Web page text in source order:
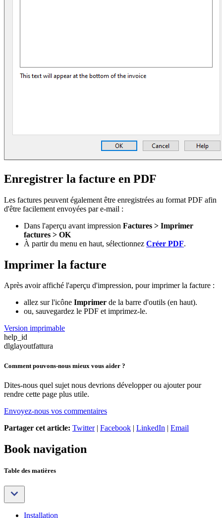
Enregistrer la facture en PDF
Les factures peuvent également être enregistrées au format PDF afin
d'être facilement envoyées par e-mail :
Dans l'aperçu avant impression Factures > Imprimer
factures > OK
À partir du menu en haut, sélectionnez Créer PDF.
Imprimer la facture
Après avoir affiché l'aperçu d'impression, pour imprimer la facture :
allez sur l'icône Imprimer de la barre d'outils (en haut).
ou, sauvegardez le PDF et imprimez-le.
Version imprimable
help_id
dlglayoutfattura
Comment pouvons-nous mieux vous aider ?
Dites-nous quel sujet nous devrions développer ou ajouter pour
rendre cette page plus utile.
Envoyez-nous vos commentaires
Partager cet article: Twitter| Facebook | LinkedIn | Email
Book navigation
Table des matières
Installation